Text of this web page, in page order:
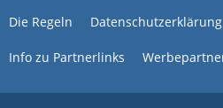
Die Regeln Datenschutzerklärung
Info zu Partnerlinks